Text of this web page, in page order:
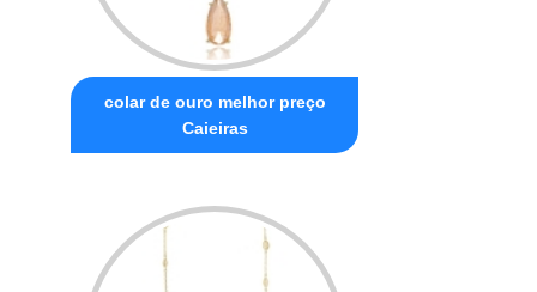
colar de ouro melhor preço
Caieiras